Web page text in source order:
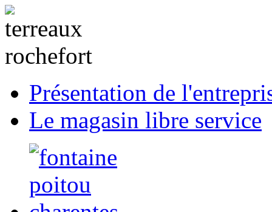
Présentation de
Le magasin libre service